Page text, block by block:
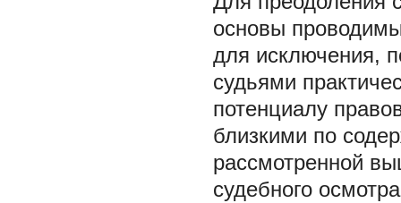
основы
для исключения,
судьями
потенциалу
близкими по
рассмотренной
судебного